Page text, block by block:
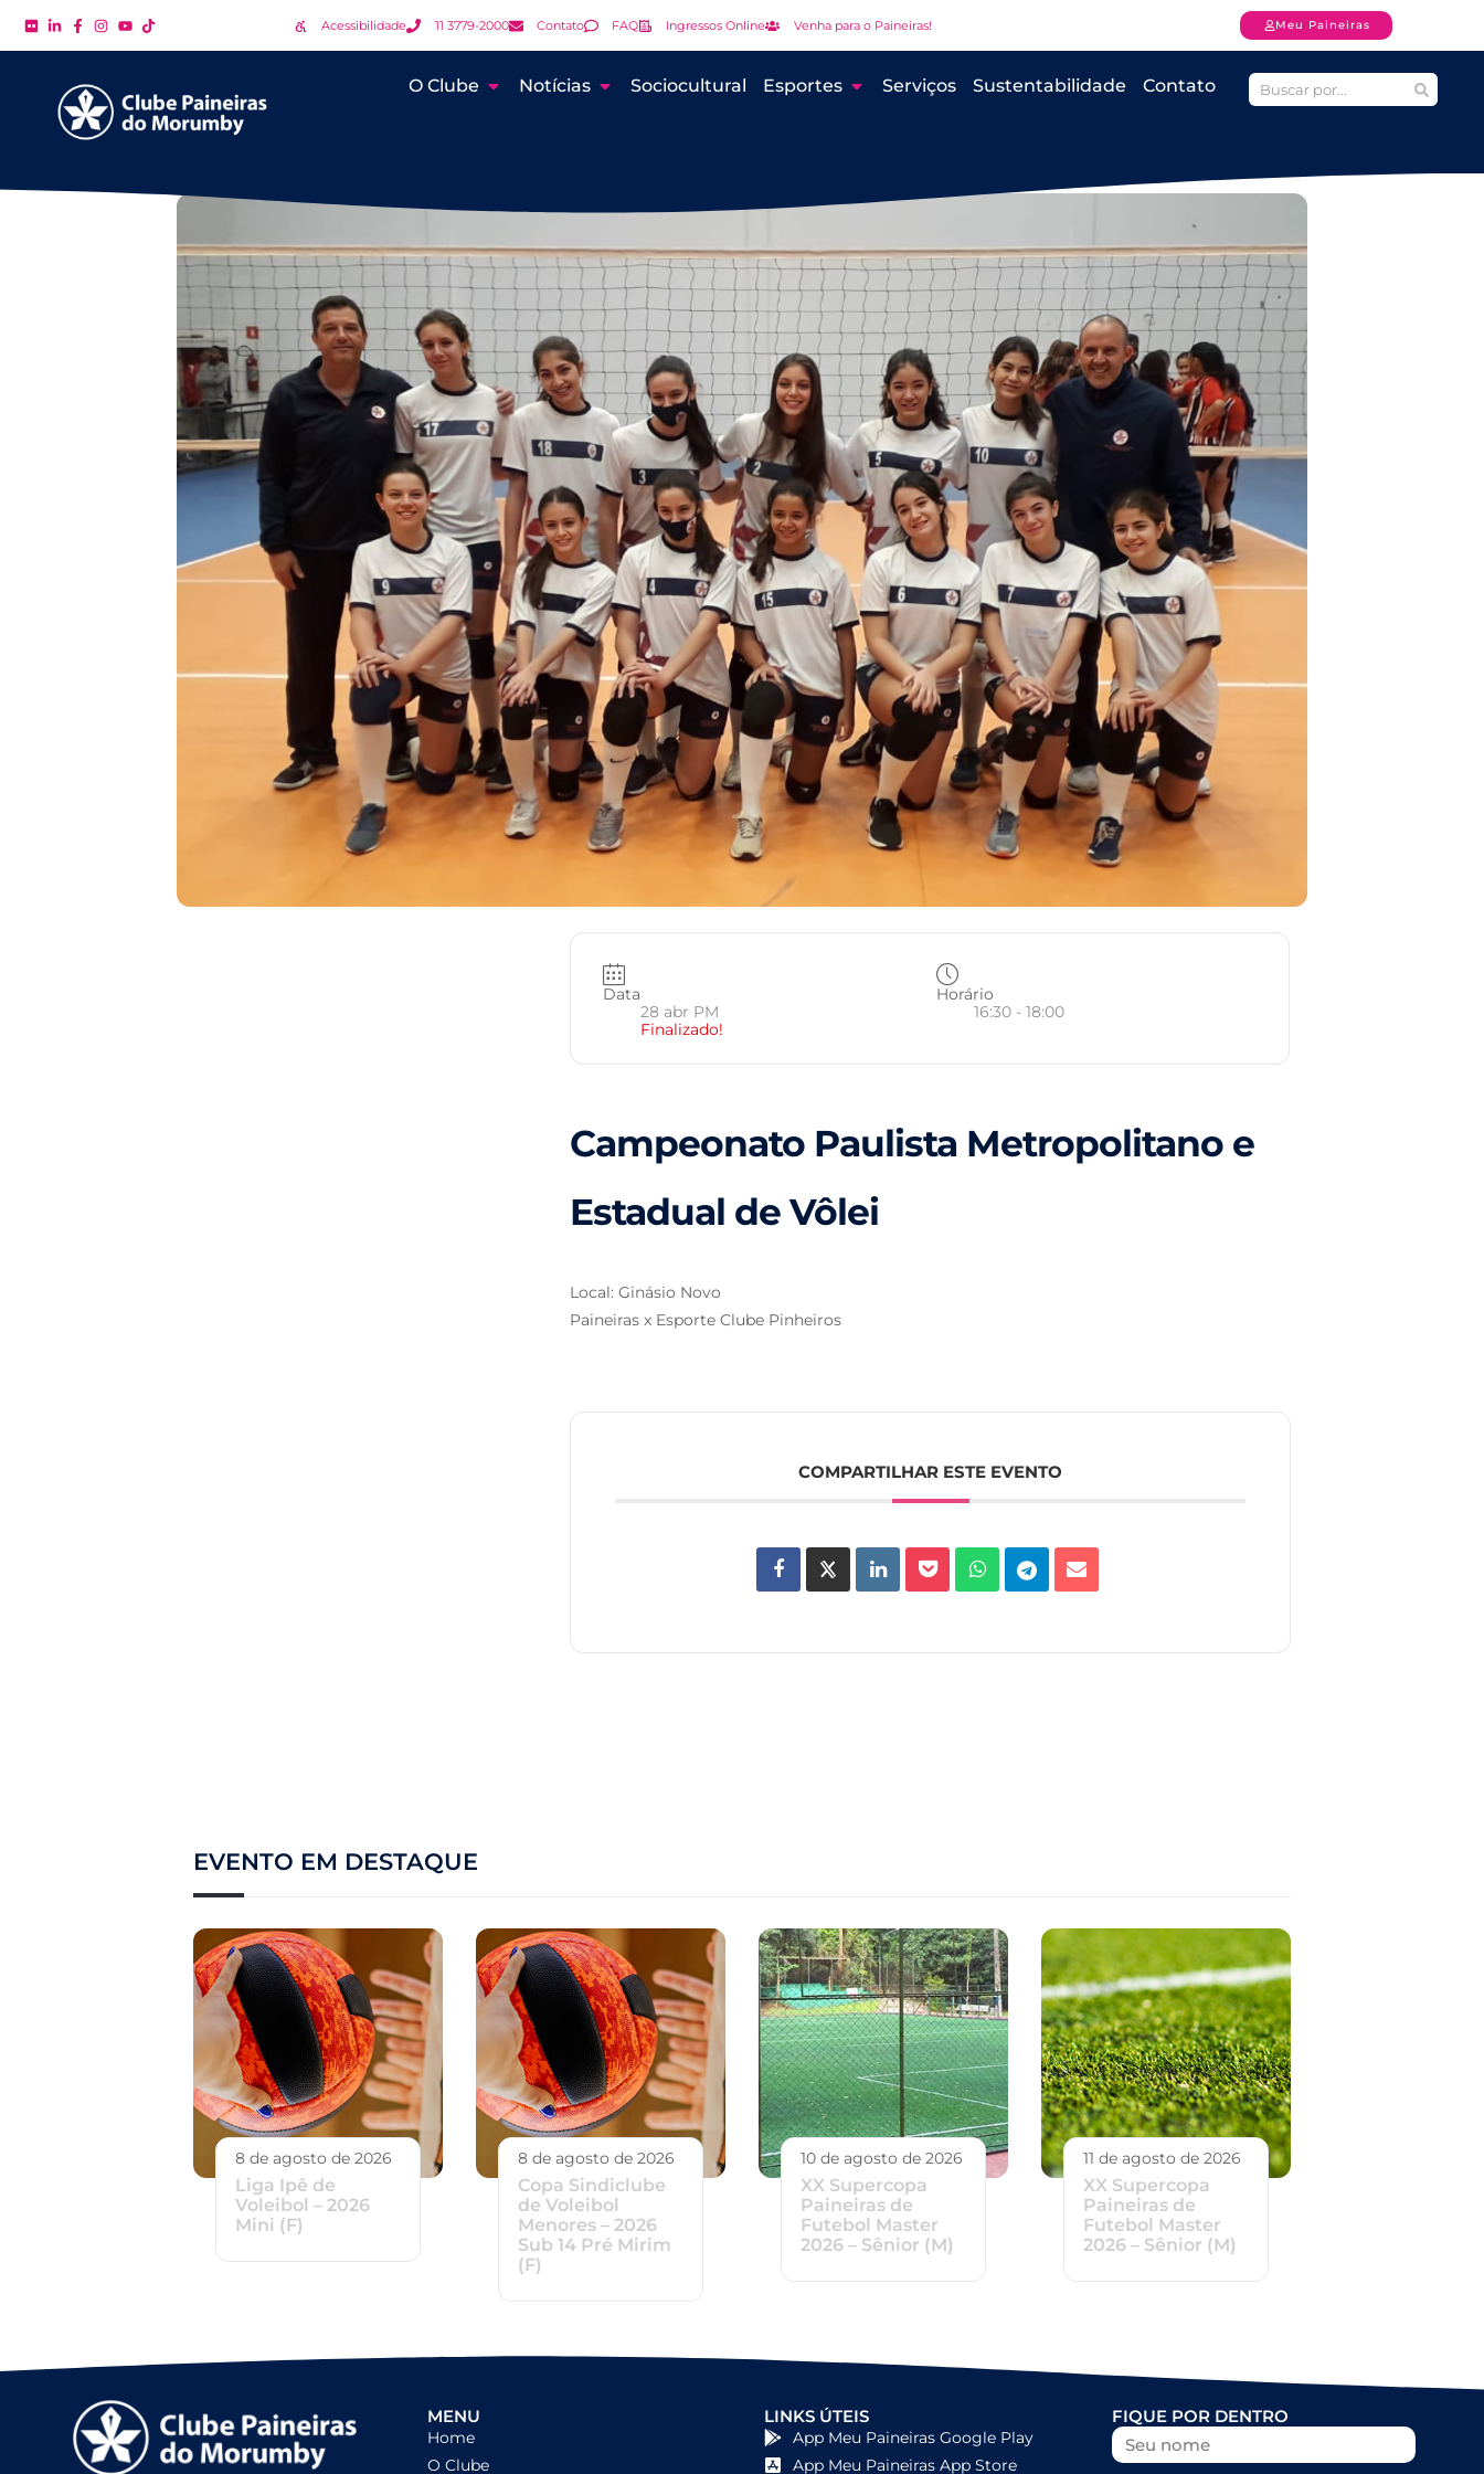
Acessibilidade 11 3779-2000 Contato FAQ Ingressos Online Venha para o Paineiras! Meu Paineiras
O Clube Notícias Sociocultural Esportes Serviços Sustentabilidade Contato
Data
28 abr PM
Finalizado!
Horário
16:30 - 18:00
Campeonato Paulista Metropolitano e
Estadual de Vôlei
Local: Ginásio Novo
Paineiras x Esporte Clube Pinheiros
COMPARTILHAR ESTE EVENTO
EVENTO EM DESTAQUE
8 de agosto de 2026
Liga Ipê de
Voleibol – 2026
Mini (F)
8 de agosto de 2026
Copa Sindiclube
de Voleibol
Menores – 2026
Sub 14 Pré Mirim
(F)
10 de agosto de 2026
XX Supercopa
Paineiras de
Futebol Master
2026 – Sênior (M)
11 de agosto de 2026
XX Supercopa
Paineiras de
Futebol Master
2026 – Sênior (M)
MENU
Home
O Clube
LINKS ÚTEIS
App Meu Paineiras Google Play
App Meu Paineiras App Store
FIQUE POR DENTRO